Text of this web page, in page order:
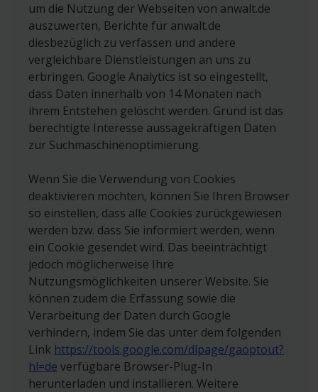
um die Nutzung der Webseiten von anwalt.de
auszuwerten, Berichte für anwalt.de
diesbezüglich zu verfassen und andere
vergleichbare Dienstleistungen an uns zu
erbringen. Google Analytics ist so eingestellt,
dass Daten innerhalb von 14 Monaten nach
ihrem Entstehen gelöscht werden. Grund ist das
berechtigte Interesse aussagekräftigen Daten
zur Suchmaschinenoptimierung.
Wenn Sie die Verwendung von Cookies
deaktivieren möchten, können Sie Ihren Browser
so einstellen, dass alle Cookies zurückgewiesen
werden bzw. dass Sie informiert werden, wenn
ein Cookie gesendet wird. Das beeinträchtigt
jedoch möglicherweise Ihre
Nutzungsmöglichkeiten unserer Website. Sie
können zudem die Erfassung sowie die
Verarbeitung der Daten durch Google
verhindern, indem Sie das unter dem folgenden
Link https://tools.google.com/dlpage/gaoptout?
hl=de verfügbare Browser-Plug-In
herunterladen und installieren. Weitere